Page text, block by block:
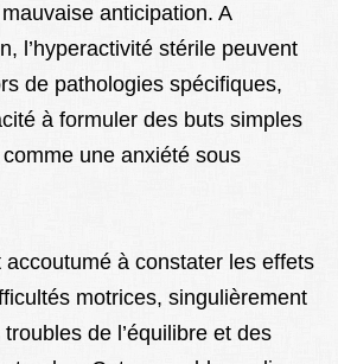
anticipation. A
l’hyperactivité stérile peuvent
de pathologies spécifiques,
à formuler des buts simples
une anxiété sous
à constater les effets
motrices, singulièrement
de l’équilibre et des